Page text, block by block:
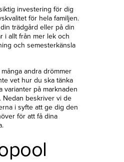
investering för dig
för hela familjen.
trädgård eller på din
i allt från mer lek och
och semesterkänsla
andra drömmer
vet hur du ska tänka
varianter på marknaden
Nedan beskriver vi de
i syfte att ge dig den
för att få dina